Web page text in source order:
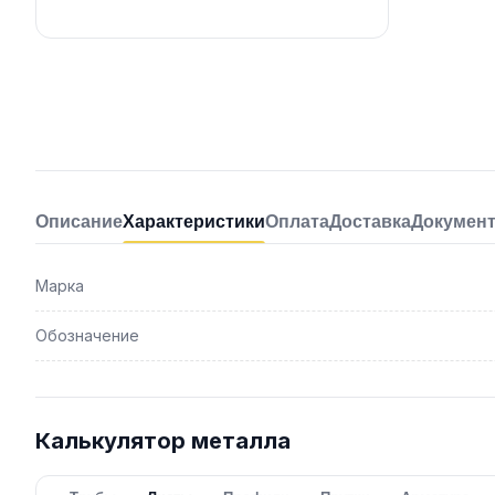
ОписаниеХарактеристикиОплатаДоставка
Марка
Обозначение
Калькулятор металла